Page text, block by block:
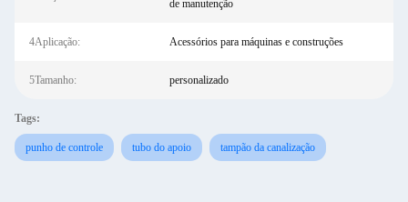
de manutenção
4Aplicação: Acessórios para máquinas e construções
5Tamanho: personalizado
Tags:
punho de controle tubo do apoio tampão da canalização